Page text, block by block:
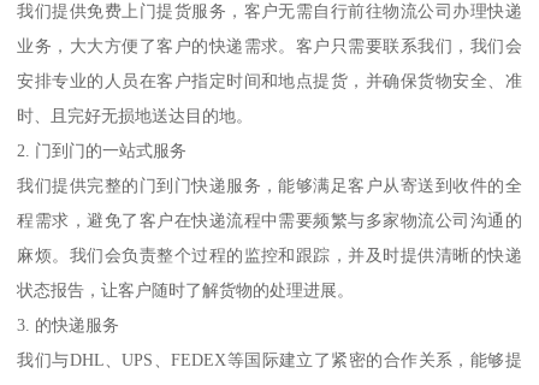
我们提供免费上门提货服务，客户无需自行前往物流公司办理快递
业务，大大方便了客户的快递需求。客户只需要联系我们，我们会
安排专业的人员在客户指定时间和地点提货，并确保货物安全、准
时、且完好无损地送达目的地。
2. 门到门的一站式服务
我们提供完整的门到门快递服务，能够满足客户从寄送到收件的全
程需求，避免了客户在快递流程中需要频繁与多家物流公司沟通的
麻烦。我们会负责整个过程的监控和跟踪，并及时提供清晰的快递
状态报告，让客户随时了解货物的处理进展。
3. 的快递服务
我们与DHL、UPS、FEDEX等国际建立了紧密的合作关系，能够提